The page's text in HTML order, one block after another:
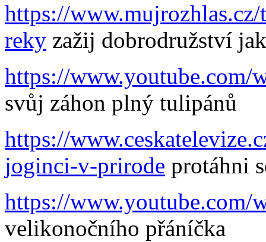
https://
reky zažij dobrodružství
https://www.youtube.com/
svůj záhon plný tulipánů
https://
joginci-v-prirode protáhni
https://www.youtube.com/
velikonočního přáníčka